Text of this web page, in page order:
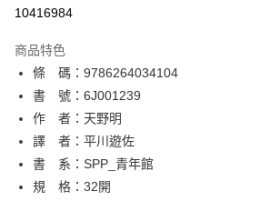
相關說明
【關於「AFTEE先享後付」】
AFTEE先享後付是「在收到商品之後才付款」的
便利好安心！
１．簡單：不需註冊會員、不需綁卡、不需儲值。
２．便利：只要手機號碼，簡訊認證，即可結帳。
３．安心：先確認商品／服務後，再付款。
【「AFTEE先享後付」結帳流程】
ATM付款
運送方式
全家取貨付款
每筆NT$80，滿NT$500(含以上)免運費
10416984
商品特色
條 碼：9786264034104
書 號：6J001239
作 者：天野明
譯 者：平川遊佐
書 系：SPP_青年館
規 格：32開